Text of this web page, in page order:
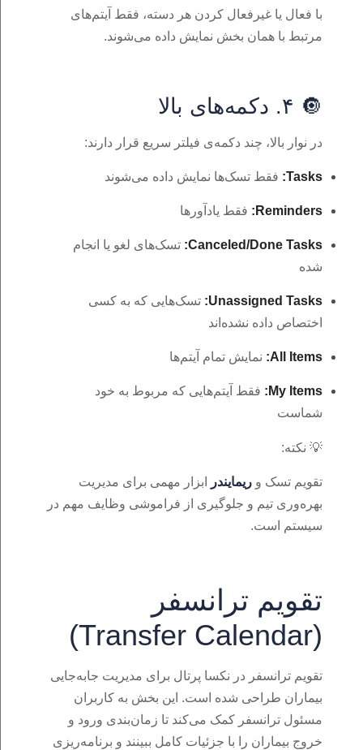
با فعال یا غیرفعال کردن هر دسته، فقط آیتم‌های
مرتبط با همان بخش نمایش داده می‌شوند.
🔘 ۴. دکمه‌های بالا
در نوار بالا، چند دکمه‌ی فیلتر سریع قرار دارند:
Tasks: فقط تسک‌ها نمایش داده می‌شوند
Reminders: فقط یادآورها
Canceled/Done Tasks: تسک‌های لغو یا انجام‌
شده
Unassigned Tasks: تسک‌هایی که به کسی
اختصاص داده نشده‌اند
All Items: نمایش تمام آیتم‌ها
My Items:
فقط آیتم‌هایی که مربوط به خود
شماست
💡 نکته:
تقویم تسک و ریمایندر
ابزار مهمی برای مدیریت
بهره‌وری تیم و جلوگیری از فراموشی وظایف مهم در
سیستم است.
تقویم ترانسفر
(Transfer Calendar)
تقویم ترانسفر در نکسا پرتال برای مدیریت جابه‌جایی
بیماران طراحی شده است. این بخش به کاربران
مسئول ترانسفر کمک می‌کند تا زمان‌بندی ورود و
خروج بیماران را با جزئیات کامل ببینند و برنامه‌ریزی